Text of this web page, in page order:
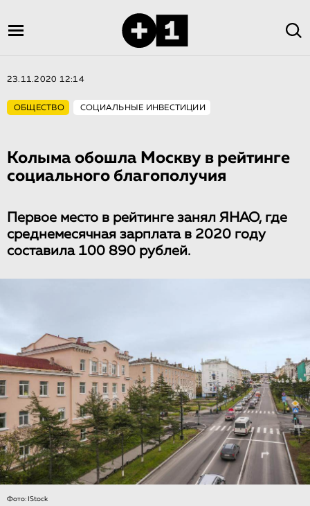
23.11.2020 12:14
ОБЩЕСТВО СОЦИАЛЬНЫЕ ИНВЕСТИЦИИ
Колыма обошла Москву в рейтинге
социального благополучия
Первое место в рейтинге занял ЯНАО, где
среднемесячная зарплата в 2020 году
составила 100 890 рублей.
Фото: IStock